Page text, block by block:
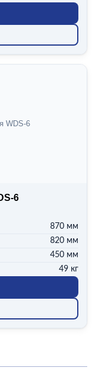
WDS-6
6
870 мм
820 мм
450 мм
49 кг